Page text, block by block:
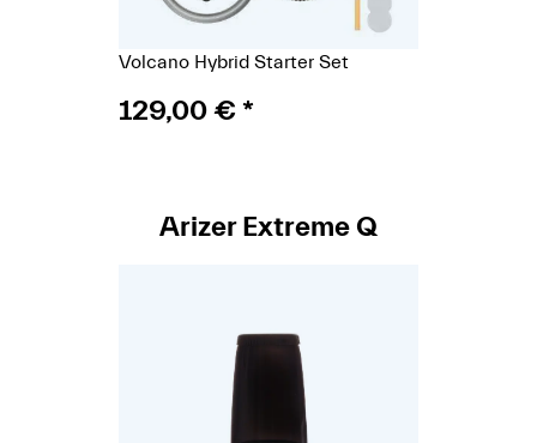
Aromasessions durchführen. Sie bieten eine langlebige
Bauweise, effiziente Heiztechniken und ein präzises Handling
– ideal für den Heimgebrauch und für alle, die maximale
Bei Schall & Rauch findest du eine sorgfältig ausgewählte
Volcano Hybrid Starter Set
129,00 €*
Arizer Extreme Q